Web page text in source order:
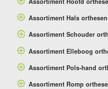
Assortiment Hals orthesen
Assortiment Schouder
Assortiment Elleboog
Assortiment Pols-hand
Assortiment Romp